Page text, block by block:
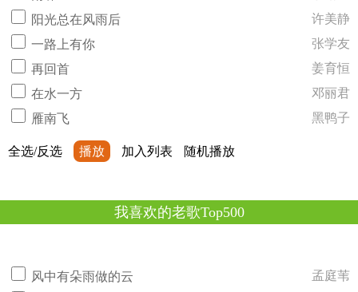
阳光总在风雨后
许美静
一路上有你
张学友
再回首
姜育恒
在水一方
邓丽君
雁南飞
黑鸭子
全选/反选 播放 加入列表 随机播放
我喜欢的老歌Top500
风中有朵雨做的云
孟庭苇